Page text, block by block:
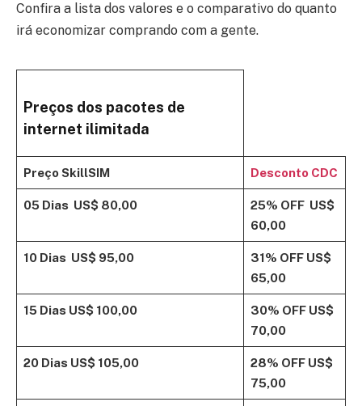
Confira a lista dos valores e o comparativo do quanto
irá economizar comprando com a gente.
Preços dos pacotes de
internet ilimitada
Preço SkillSIM Desconto CDC
05 Dias US$ 80,00 25% OFFUS$
60,00
10 Dias US$ 95,00 31% OFFUS$
65,00
15 Dias US$ 100,00 30% OFFUS$
70,00
20 Dias US$ 105,00 28% OFFUS$
75,00